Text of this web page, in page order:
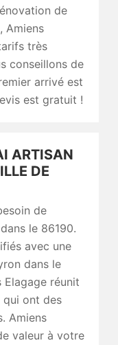
de
Amiens
très
conseillons de
arrivé est
est gratuit !
ARTISAN
DE
de
le 86190.
avec une
dans le
Elagage réunit
qui ont des
Amiens
valeur à votre